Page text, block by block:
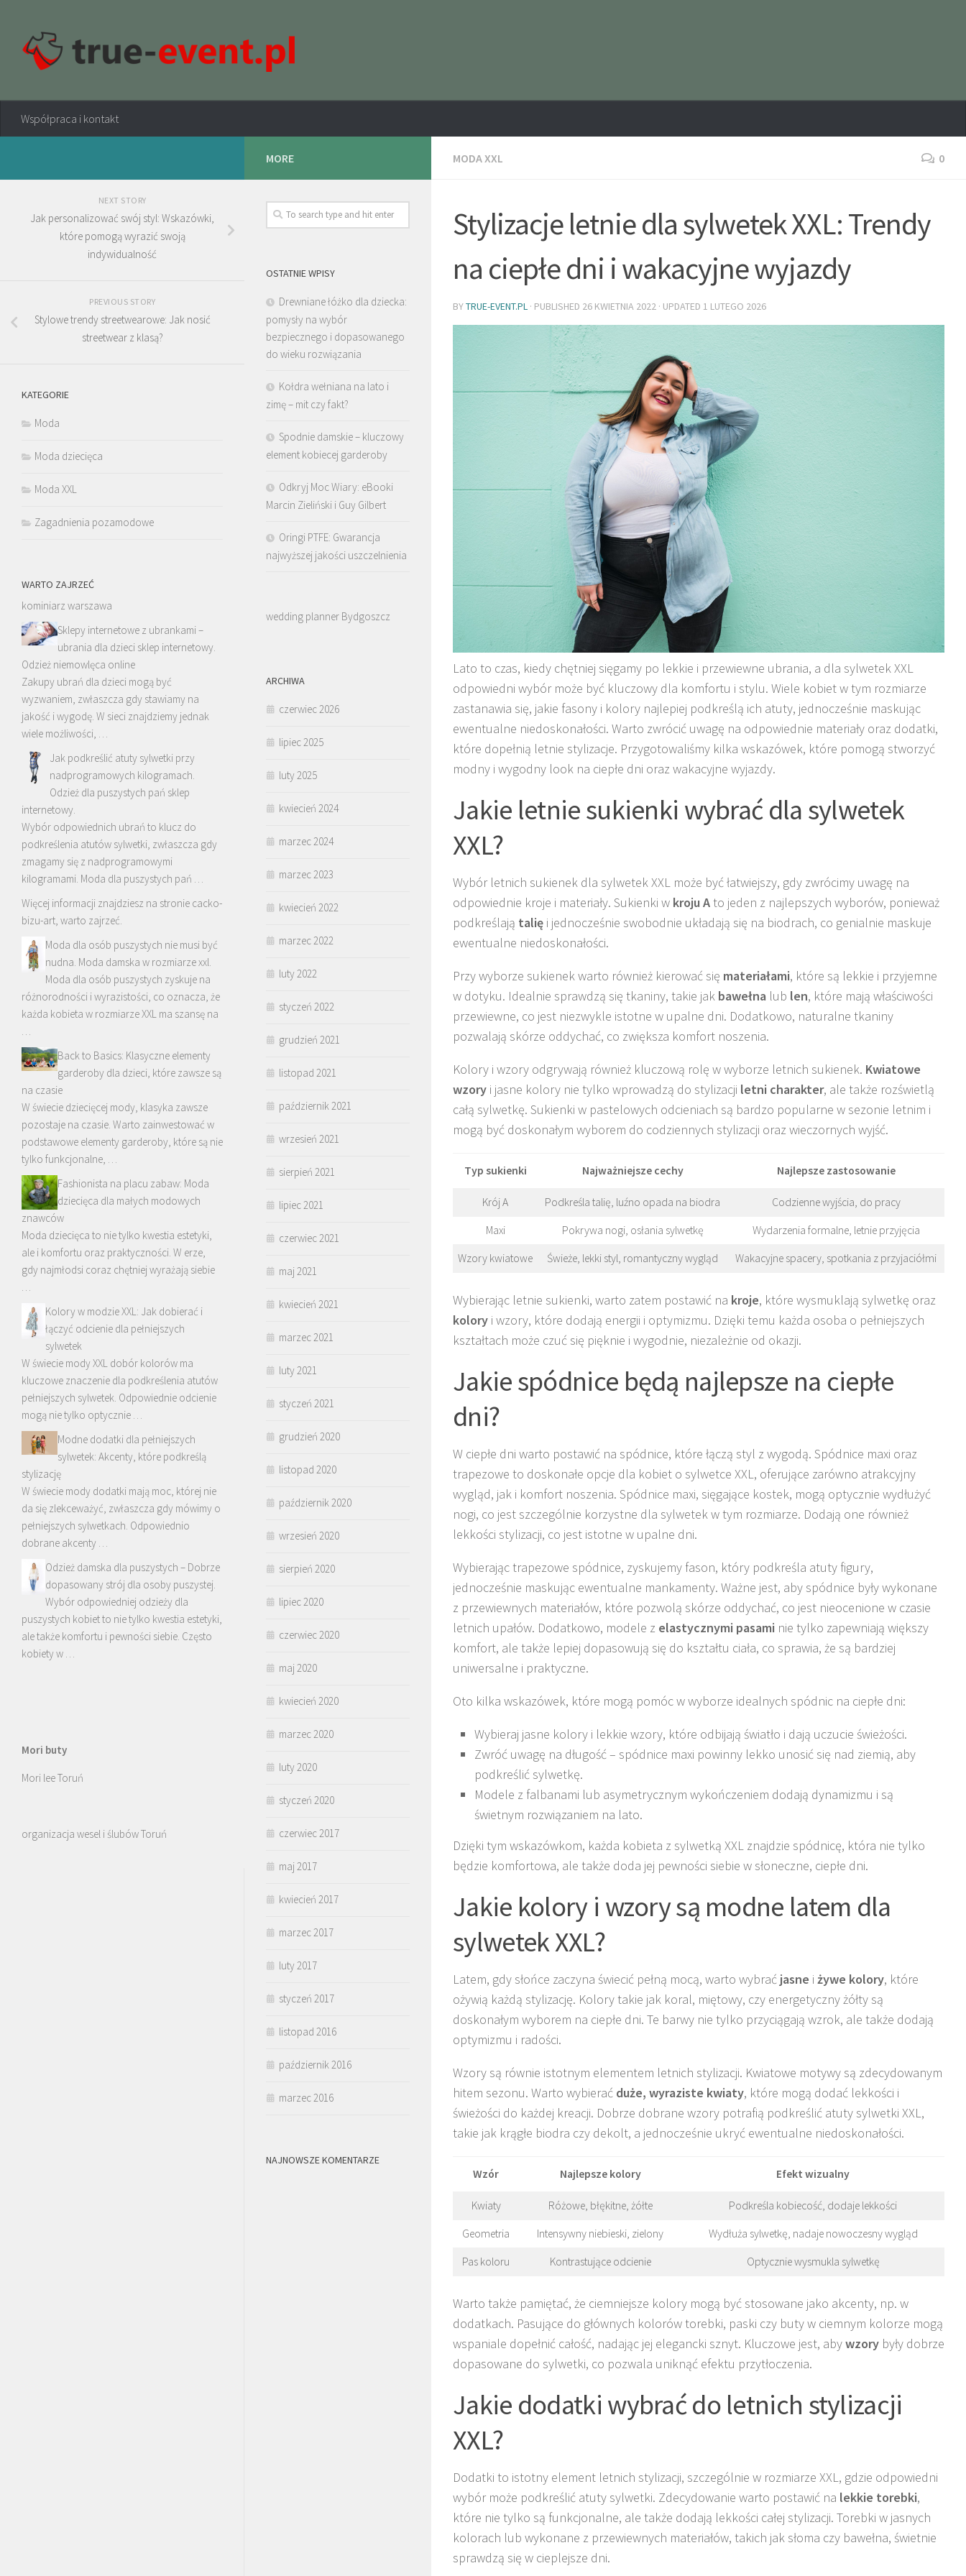
Współpraca i kontakt
MODA XXL 0
Stylizacje letnie dla sylwetek XXL: Trendy
na ciepłe dni i wakacyjne wyjazdy
BYTRUE-EVENT.PL · PUBLISHED 26 KWIETNIA 2022 · UPDATED 1 LUTEGO 2026
Lato to czas, kiedy chętniej sięgamy po lekkie i przewiewne ubrania, a dla sylwetek XXL
odpowiedni wybór może być kluczowy dla komfortu i stylu. Wiele kobiet w tym rozmiarze
zastanawia się, jakie fasony i kolory najlepiej podkreślą ich atuty, jednocześnie maskując
ewentualne niedoskonałości. Warto zwrócić uwagę na odpowiednie materiały oraz dodatki,
które dopełnią letnie stylizacje. Przygotowaliśmy kilka wskazówek, które pomogą stworzyć
modny i wygodny look na ciepłe dni oraz wakacyjne wyjazdy.
Jakie letnie sukienki wybrać dla sylwetek
XXL?
Wybór letnich sukienek dla sylwetek XXL może być łatwiejszy, gdy zwrócimy uwagę na
odpowiednie kroje i materiały. Sukienki w kroju Ato jeden z najlepszych wyborów, ponieważ
podkreślają talię i jednocześnie swobodnie układają się na biodrach, co genialnie maskuje
ewentualne niedoskonałości.
Przy wyborze sukienek warto również kierować się materiałami, które są lekkie i przyjemne
w dotyku. Idealnie sprawdzą się tkaniny, takie jak bawełna lub len, które mają właściwości
przewiewne, co jest niezwykle istotne w upalne dni. Dodatkowo, naturalne tkaniny
pozwalają skórze oddychać, co zwiększa komfort noszenia.
Kolory i wzory odgrywają również kluczową rolę w wyborze letnich sukienek. Kwiatowe
wzory i jasne kolory nie tylko wprowadzą do stylizacji letni charakter, ale także rozświetlą
całą sylwetkę. Sukienki w pastelowych odcieniach są bardzo popularne w sezonie letnim i
mogą być doskonałym wyborem do codziennych stylizacji oraz wieczornych wyjść.
Typ sukienki Najważniejsze cechy Najlepsze zastosowanie
Krój A Podkreśla talię, luźno opada na biodra Codzienne wyjścia, do pracy
Maxi Pokrywa nogi, osłania sylwetkę Wydarzenia formalne, letnie przyjęcia
Wzory kwiatowe Świeże, lekki styl, romantyczny wygląd Wakacyjne spacery, spotkania z przyjaciółmi
Wybierając letnie sukienki, warto zatem postawić na kroje, które wysmuklają sylwetkę oraz
kolory i wzory, które dodają energii i optymizmu. Dzięki temu każda osoba o pełniejszych
kształtach może czuć się pięknie i wygodnie, niezależnie od okazji.
Jakie spódnice będą najlepsze na ciepłe
dni?
W ciepłe dni warto postawić na spódnice, które łączą styl z wygodą. Spódnice maxi oraz
trapezowe to doskonałe opcje dla kobiet o sylwetce XXL, oferujące zarówno atrakcyjny
wygląd, jak i komfort noszenia. Spódnice maxi, sięgające kostek, mogą optycznie wydłużyć
nogi, co jest szczególnie korzystne dla sylwetek w tym rozmiarze. Dodają one również
lekkości stylizacji, co jest istotne w upalne dni.
Wybierając trapezowe spódnice, zyskujemy fason, który podkreśla atuty figury,
jednocześnie maskując ewentualne mankamenty. Ważne jest, aby spódnice były wykonane
z przewiewnych materiałów, które pozwolą skórze oddychać, co jest nieocenione w czasie
letnich upałów. Dodatkowo, modele z elastycznymi pasami nie tylko zapewniają większy
komfort, ale także lepiej dopasowują się do kształtu ciała, co sprawia, że są bardziej
uniwersalne i praktyczne.
Oto kilka wskazówek, które mogą pomóc w wyborze idealnych spódnic na ciepłe dni:
Wybieraj jasne kolory i lekkie wzory, które odbijają światło i dają uczucie świeżości.
Zwróć uwagę na długość – spódnice maxi powinny lekko unosić się nad ziemią, aby
podkreślić sylwetkę.
Modele z falbanami lub asymetrycznym wykończeniem dodają dynamizmu i są
świetnym rozwiązaniem na lato.
Dzięki tym wskazówkom, każda kobieta z sylwetką XXL znajdzie spódnicę, która nie tylko
będzie komfortowa, ale także doda jej pewności siebie w słoneczne, ciepłe dni.
Jakie kolory i wzory są modne latem dla
sylwetek XXL?
Latem, gdy słońce zaczyna świecić pełną mocą, warto wybrać jasne i żywe kolory, które
ożywią każdą stylizację. Kolory takie jak koral, miętowy, czy energetyczny żółty są
doskonałym wyborem na ciepłe dni. Te barwy nie tylko przyciągają wzrok, ale także dodają
optymizmu i radości.
Wzory są równie istotnym elementem letnich stylizacji. Kwiatowe motywy są zdecydowanym
hitem sezonu. Warto wybierać duże, wyraziste kwiaty, które mogą dodać lekkości i
świeżości do każdej kreacji. Dobrze dobrane wzory potrafią podkreślić atuty sylwetki XXL,
takie jak krągłe biodra czy dekolt, a jednocześnie ukryć ewentualne niedoskonałości.
Wzór Najlepsze kolory Efekt wizualny
Kwiaty Różowe, błękitne, żółte Podkreśla kobiecość, dodaje lekkości
Geometria Intensywny niebieski, zielony Wydłuża sylwetkę, nadaje nowoczesny wygląd
Pas koloru Kontrastujące odcienie Optycznie wysmukla sylwetkę
Warto także pamiętać, że ciemniejsze kolory mogą być stosowane jako akcenty, np. w
dodatkach. Pasujące do głównych kolorów torebki, paski czy buty w ciemnym kolorze mogą
wspaniale dopełnić całość, nadając jej elegancki sznyt. Kluczowe jest, abywzory były dobrze
dopasowane do sylwetki, co pozwala uniknąć efektu przytłoczenia.
Jakie dodatki wybrać do letnich stylizacji
XXL?
Dodatki to istotny element letnich stylizacji, szczególnie w rozmiarze XXL, gdzie odpowiedni
wybór może podkreślić atuty sylwetki. Zdecydowanie warto postawić na lekkie torebki,
które nie tylko są funkcjonalne, ale także dodają lekkości całej stylizacji. Torebki w jasnych
kolorach lub wykonane z przewiewnych materiałów, takich jak słoma czy bawełna, świetnie
sprawdzą się w cieplejsze dni.
NEXT STORY
Jak personalizować swój styl: Wskazówki,
które pomogą wyrazić swoją
indywidualność
PREVIOUS STORY
Stylowe trendy streetwearowe: Jak nosić
streetwear z klasą?
KATEGORIE
Moda
Moda dziecięca
Moda XXL
Zagadnienia pozamodowe
WARTO ZAJRZEĆ
kominiarz warszawa
Sklepy internetowe z ubrankami –
ubrania dla dzieci sklep internetowy.
Odzież niemowlęca online
Zakupy ubrań dla dzieci mogą być
wyzwaniem, zwłaszcza gdy stawiamy na
jakość i wygodę. W sieci znajdziemy jednak
wiele możliwości, …
Jak podkreślić atuty sylwetki przy
nadprogramowych kilogramach.
Odzież dla puszystych pań sklep
internetowy.
Wybór odpowiednich ubrań to klucz do
podkreślenia atutów sylwetki, zwłaszcza gdy
zmagamy się z nadprogramowymi
kilogramami. Moda dla puszystych pań …
Więcej informacji znajdziesz na stronie cacko-
bizu-art, warto zajrzeć.
Moda dla osób puszystych nie musi być
nudna. Moda damska w rozmiarze xxl.
Moda dla osób puszystych zyskuje na
różnorodności i wyrazistości, co oznacza, że
każda kobieta w rozmiarze XXL ma szansę na
…
Back to Basics: Klasyczne elementy
garderoby dla dzieci, które zawsze są
na czasie
W świecie dziecięcej mody, klasyka zawsze
pozostaje na czasie. Warto zainwestować w
podstawowe elementy garderoby, które są nie
tylko funkcjonalne, …
Fashionista na placu zabaw: Moda
dziecięca dla małych modowych
znawców
Moda dziecięca to nie tylko kwestia estetyki,
ale i komfortu oraz praktyczności. W erze,
gdy najmłodsi coraz chętniej wyrażają siebie
…
Kolory w modzie XXL: Jak dobierać i
łączyć odcienie dla pełniejszych
sylwetek
W świecie mody XXL dobór kolorów ma
kluczowe znaczenie dla podkreślenia atutów
pełniejszych sylwetek. Odpowiednie odcienie
mogą nie tylko optycznie …
Modne dodatki dla pełniejszych
sylwetek: Akcenty, które podkreślą
stylizację
W świecie mody dodatki mają moc, której nie
da się zlekceważyć, zwłaszcza gdy mówimy o
pełniejszych sylwetkach. Odpowiednio
dobrane akcenty …
Odzież damska dla puszystych – Dobrze
dopasowany strój dla osoby puszystej.
Wybór odpowiedniej odzieży dla
puszystych kobiet to nie tylko kwestia estetyki,
ale także komfortu i pewności siebie. Często
kobiety w …
Mori buty
Mori lee Toruń
organizacja wesel i ślubów Toruń
MORE
OSTATNIE WPISY
Drewniane łóżko dla dziecka:
pomysły na wybór
bezpiecznego i dopasowanego
do wieku rozwiązania
Kołdra wełniana na lato i
zimę – mit czy fakt?
Spodnie damskie – kluczowy
element kobiecej garderoby
Odkryj Moc Wiary: eBooki
Marcin Zieliński i Guy Gilbert
Oringi PTFE: Gwarancja
najwyższej jakości uszczelnienia
wedding planner Bydgoszcz
ARCHIWA
czerwiec 2026
lipiec 2025
luty 2025
kwiecień 2024
marzec 2024
marzec 2023
kwiecień 2022
marzec 2022
luty 2022
styczeń 2022
grudzień 2021
listopad 2021
październik 2021
wrzesień 2021
sierpień 2021
lipiec 2021
czerwiec 2021
maj 2021
kwiecień 2021
marzec 2021
luty 2021
styczeń 2021
grudzień 2020
listopad 2020
październik 2020
wrzesień 2020
sierpień 2020
lipiec 2020
czerwiec 2020
maj 2020
kwiecień 2020
marzec 2020
luty 2020
styczeń 2020
czerwiec 2017
maj 2017
kwiecień 2017
marzec 2017
luty 2017
styczeń 2017
listopad 2016
październik 2016
marzec 2016
NAJNOWSZE KOMENTARZE